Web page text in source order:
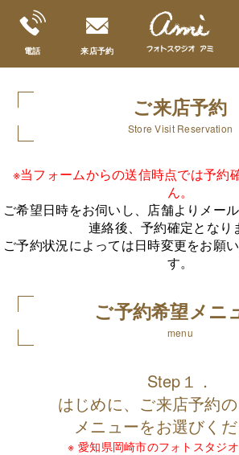
ご来店予約
Store Visit Reservation
※当フォームからの送信時点では予約
ん。
ご希望日時をお伺いし、店舗よりメー
連絡後、予約確定となり
ご予約状況によっては日時変更をお願
す。
ご予約希望メニ
menu
Step１．
はじめに、ご来店予約
メニューをお選びくだ
※ 愛知県岡崎市のフォトスタジオ
電話 来店予約